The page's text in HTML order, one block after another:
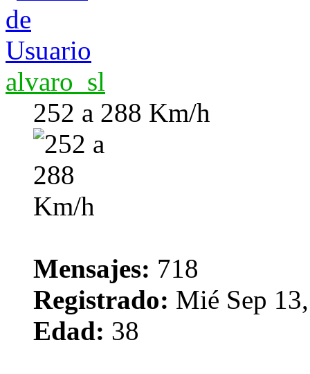
alvaro_sl
252 a 288 Km/h
Mensajes: 718
Registrado: Mié Sep
Edad: 38